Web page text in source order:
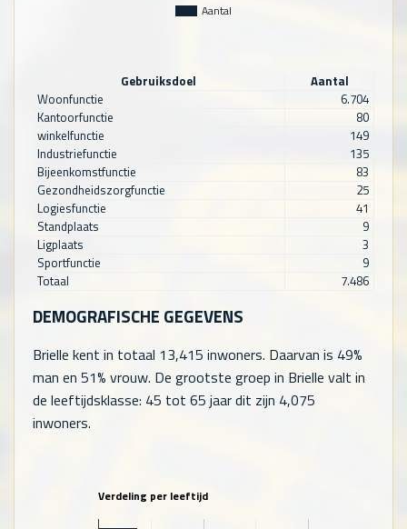
Aantal
Gebruiksdoel
Aantal
Woonfunctie
6.704
Kantoorfunctie
80
winkelfunctie
149
Industriefunctie
135
Bijeenkomstfunctie
83
Gezondheidszorgfunctie
25
Logiesfunctie
41
Standplaats
9
Ligplaats
3
Sportfunctie
9
Totaal
7.486
DEMOGRAFISCHE GEGEVENS
Brielle kent in totaal 13,415 inwoners. Daarvan is 49%
man en 51% vrouw. De grootste groep in Brielle valt in
de leeftijdsklasse: 45 tot 65 jaar dit zijn 4,075
inwoners.
Verdeling per leeftijd